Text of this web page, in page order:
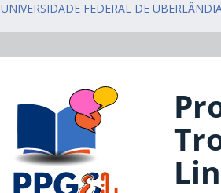
UNIVERSIDADE FEDERAL DE